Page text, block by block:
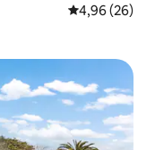
Gemiddelde
4,96 (26)